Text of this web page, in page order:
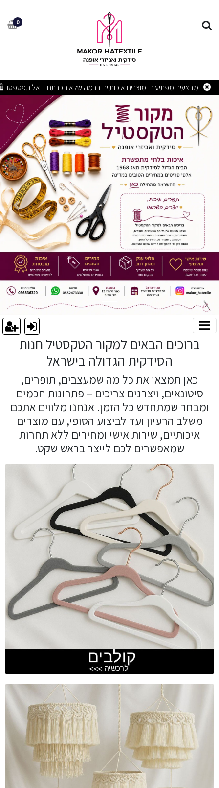
מקור הטקסטיל בע"מ 0
מקור הטקסטיל מתחייבת למחיר הטוב במדינה מאז 1968
הקודם הבא
ברוכים הבאים למקור הטקסטיל חנות
הסידקית הגדולה בישראל
כאן תמצאו את כל מה שמעצבים, תופרים,
סיטונאים, ויצרנים צריכים – פתרונות חכמים
ומבחר שמתחדש כל הזמן. אנחנו מלווים אתכם
משלב הרעיון ועד לביצוע הסופי, עם מוצרים
איכותיים, שירות אישי ומחירים ללא תחרות
שמאפשרים לכם לייצר בראש שקט.